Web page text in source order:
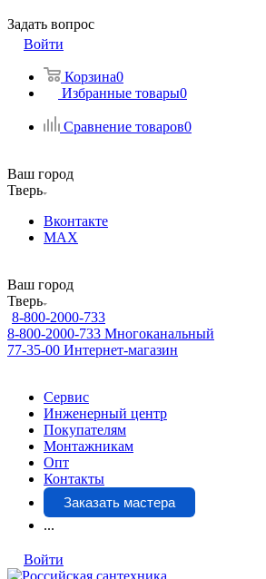
Задать вопрос
Войти
Корзина0
Избранные товары0
Сравнение товаров0
Ваш город
Тверь
Вконтакте
MAX
Ваш город
Тверь
8-800-2000-733
8-800-2000-733 Многоканальный
77-35-00 Интернет-магазин
Сервис
Инженерный центр
Покупателям
Монтажникам
Опт
Контакты
Заказать мастера
...
Войти